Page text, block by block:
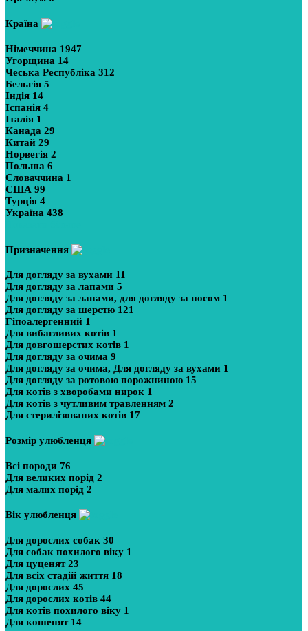
Країна
Німеччина 1947
Угорщина 14
Чеська Республіка 312
Бельгія 5
Індія 14
Іспанія 4
Італія 1
Канада 29
Китай 29
Норвегія 2
Польша 6
Словаччина 1
США 99
Турція 4
Україна 438
Призначення
Для догляду за вухами 11
Для догляду за лапами 5
Для догляду за лапами, для догляду за носом 1
Для догляду за шерстю 121
Гіпоалергенний 1
Для вибагливих котів 1
Для довгошерстих котів 1
Для догляду за очима 9
Для догляду за очима, Для догляду за вухами 1
Для догляду за ротовою порожниною 15
Для котів з хворобами нирок 1
Для котів з чутливим травленням 2
Для стерилізованих котів 17
Розмір улюбленця
Всі породи 76
Для великих порід 2
Для малих порід 2
Вік улюбленця
Для дорослих собак 30
Для собак похилого віку 1
Для цуценят23
Для всіх стадій життя 18
Для дорослих 45
Для дорослих котів 44
Для котів похилого віку 1
Для кошенят 14